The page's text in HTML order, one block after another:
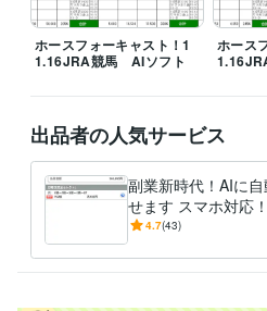
ホースフォーキャスト！1
1.16JRA競馬 AIソフト
ホース
出品者の人気サービス
副業新時代！AIに
せます スマホ対応
（４週）プラン創設
4.7(43)